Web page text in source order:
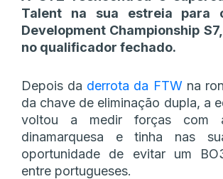
Talent na sua estreia para
Development Championship
no qualificador fechado.
Depois da derrota da FTWna
da chave de eliminação dupla, a
voltou a medir forças com
dinamarquesa e tinha nas
oportunidade de evitar um
entre portugueses.